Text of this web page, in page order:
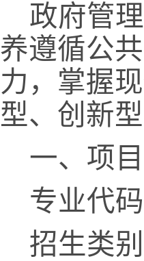
政府管
养遵循公
力 ， 掌握
型、创新
一、项
专业代码
招生类